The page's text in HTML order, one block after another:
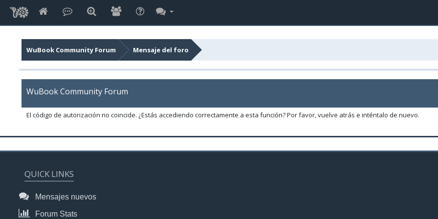
WuBook Community Forum Mensaje del foro
WuBook Community Forum
El código de autorización no coincide. ¿Estás accediendo correctamente a esta función? Por favor, vuelve atrás e inténtalo de nuevo.
QUICK LINKS
Mensajes nuevos
Forum Stats